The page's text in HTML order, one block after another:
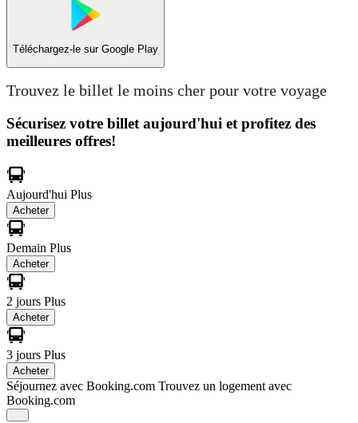
Téléchargez-le sur Google Play
Trouvez le billet le moins cher pour votre voyage
Sécurisez votre billet aujourd'hui et profitez des
meilleures offres!
Aujourd'hui Plus
Acheter
Demain Plus
Acheter
2 jours Plus
Acheter
3 jours Plus
Acheter
Séjournez avec Booking.com Trouvez un logement avec
Booking.com